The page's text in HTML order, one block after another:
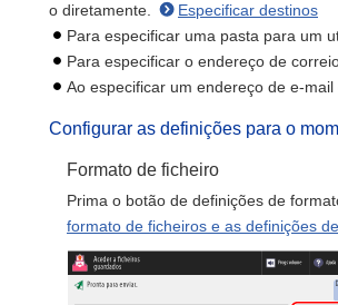
o diretamente.
Especificar destinos
Para especificar uma pasta para um
Para especificar o endereço de
Ao especificar um endereço de e-
Configurar as definições para o
Formato de ficheiro
Prima o botão de definições de
formato de ficheiros e as definições